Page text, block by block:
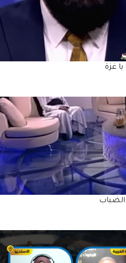
غزة
الضباب